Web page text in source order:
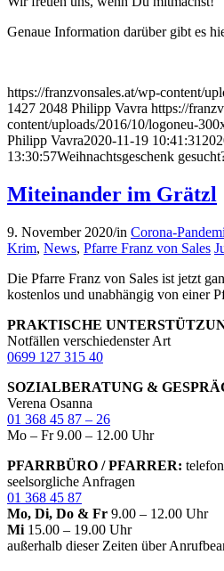
Genaue Information darüber gibt es
https://franzvonsales.at/wp-content/
1427 2048 Philipp Vavra https://
content/uploads/2016/10/logoneu-
Philipp Vavra2020-11-19 10:41:31
13:30:57Weihnachtsgeschenk
Miteinander im Grätzl
9. November 2020/in Corona-
Krim, News, Pfarre Franz von Sales
Die Pfarre Franz von Sales ist jetzt
kostenlos und unabhängig von einer
PRAKTISCHE
Notfällen verschiedenster Art
0699 127 315 40
SOZIALBERATUNG &
Verena Osanna
01 368 45 87 – 26
Mo – Fr 9.00 – 12.00 Uhr
PFARRBÜRO / PFARRER:
seelsorgliche Anfragen
01 368 45 87
Mo, Di, Do & Fr 9.00 – 12.00 Uhr
Mi 15.00 – 19.00 Uhr
außerhalb dieser Zeiten über